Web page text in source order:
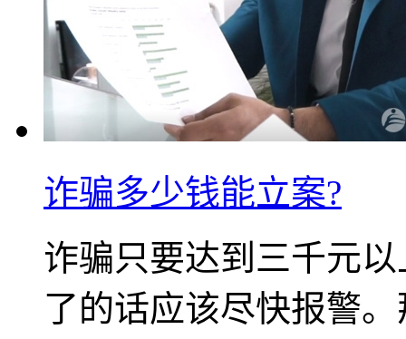
诈骗多少钱能立案?
诈骗只要达到三千元
了的话应该尽快报警